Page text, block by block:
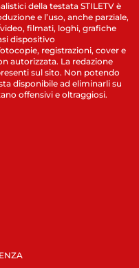
della testata STILETV è
e l’uso, anche parziale,
filmati, loghi, grafiche
dispositivo
registrazioni, cover e
autorizzata. La redazione
sul sito. Non potendo
disponibile ad eliminarli su
offensivi e oltraggiosi.